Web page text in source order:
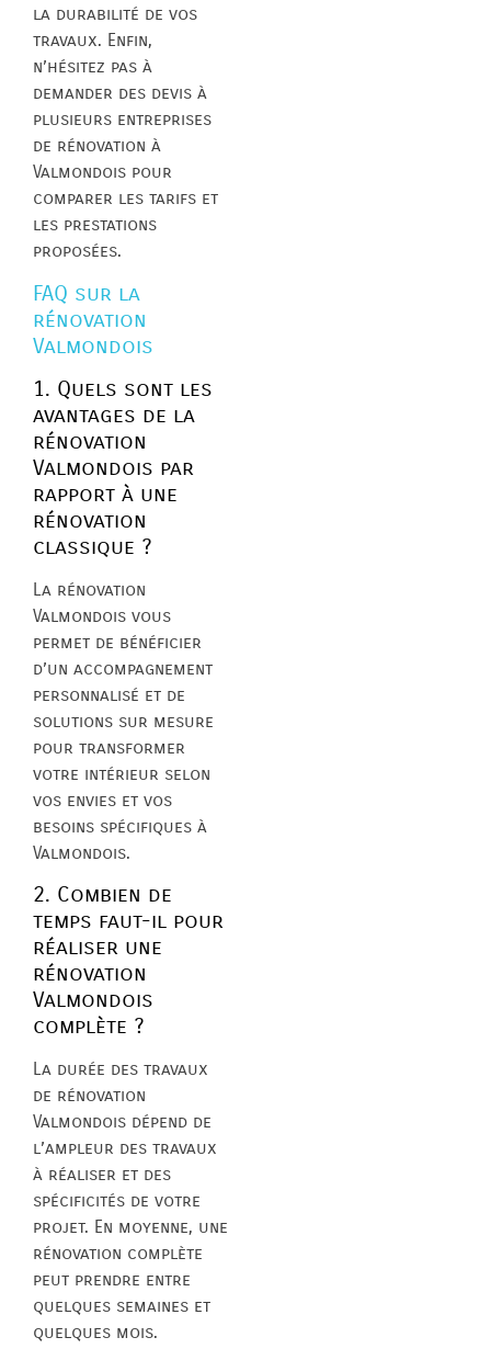
la durabilité de vos
travaux. Enfin,
n’hésitez pas à
demander des devis à
plusieurs entreprises
de rénovation à
Valmondois pour
comparer les tarifs et
les prestations
proposées.
FAQ sur la
rénovation
Valmondois
1. Quels sont les
avantages de la
rénovation
Valmondois par
rapport à une
rénovation
classique ?
La rénovation
Valmondois vous
permet de bénéficier
d’un accompagnement
personnalisé et de
solutions sur mesure
pour transformer
votre intérieur selon
vos envies et vos
besoins spécifiques à
Valmondois.
2. Combien de
temps faut-il pour
réaliser une
rénovation
Valmondois
complète ?
La durée des travaux
de rénovation
Valmondois dépend de
l’ampleur des travaux
à réaliser et des
spécificités de votre
projet. En moyenne, une
rénovation complète
peut prendre entre
quelques semaines et
quelques mois.